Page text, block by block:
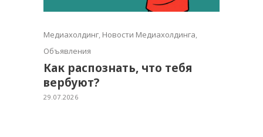
Медиахолдинг, Новости Медиахолдинга,
Объявления
Как распознать, что тебя
вербуют?
29.07.2026